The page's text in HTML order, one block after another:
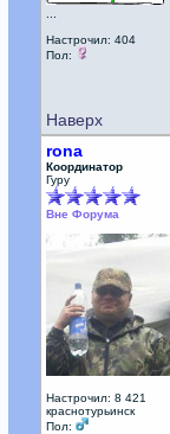
Настрочил: 404
Пол:
Наверх
rona
Координатор
Гуру
Вне Форума
Настрочил: 8 421
краснотурьинск
Пол: